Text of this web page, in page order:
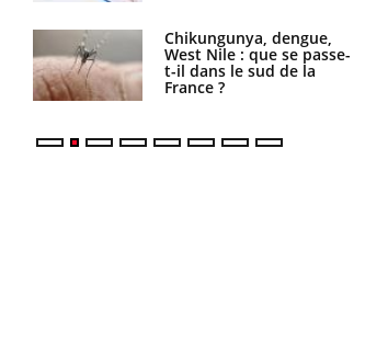
Chikungunya, dengue,
West Nile : que se passe-
t-il dans le sud de la
France ?